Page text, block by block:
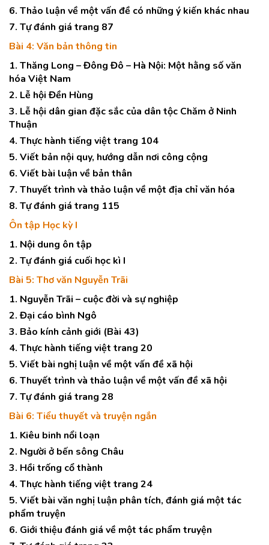
6. Thảo luận về một vấn đề có những ý kiến khác nhau
7. Tự đánh giá trang 87
Bài 4: Văn bản thông tin
1. Thăng Long – Đông Đô – Hà Nội: Một hằng số văn
hóa Việt Nam
2. Lễ hội Đền Hùng
3. Lễ hội dân gian đặc sắc của dân tộc Chăm ở Ninh
Thuận
4. Thực hành tiếng việt trang 104
5. Viết bản nội quy, hướng dẫn nơi công cộng
6. Viết bài luận về bản thân
7. Thuyết trình và thảo luận về một địa chỉ văn hóa
8. Tự đánh giá trang 115
Ôn tập Học kỳ I
1. Nội dung ôn tập
2. Tự đánh giá cuối học kì I
Bài 5: Thơ văn Nguyễn Trãi
1. Nguyễn Trãi – cuộc đời và sự nghiệp
2. Đại cáo bình Ngô
3. Bảo kính cảnh giới (Bài 43)
4. Thực hành tiếng việt trang 20
5. Viết bài nghị luận về một vấn đề xã hội
6. Thuyết trình và thảo luận về một vấn đề xã hội
7. Tự đánh giá trang 28
Bài 6: Tiểu thuyết và truyện ngắn
1. Kiêu binh nổi loạn
2. Người ở bến sông Châu
3. Hồi trống cổ thành
4. Thực hành tiếng việt trang 24
5. Viết bài văn nghị luận phân tích, đánh giá một tác
phẩm truyện
6. Giới thiệu đánh giá về một tác phẩm truyện